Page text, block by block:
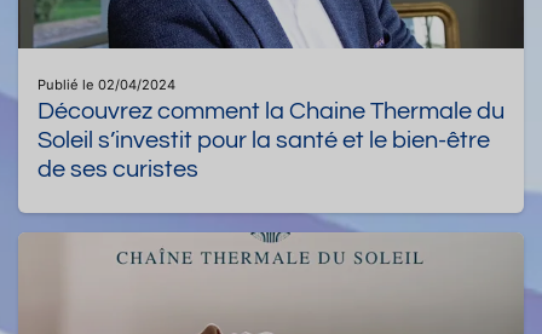
Publié le 02/04/2024
Découvrez comment la Chaine Thermale du
Soleil s’investit pour la santé et le bien-être
de ses curistes